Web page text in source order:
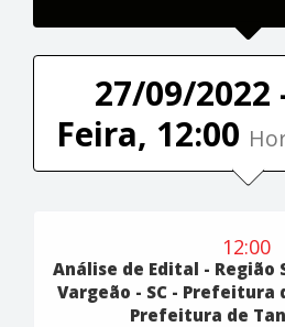
27/09/2022
Feira, 12:00
12:00
Análise de Edital - Região
Vargeão - SC - Prefeitura
Prefeitura de